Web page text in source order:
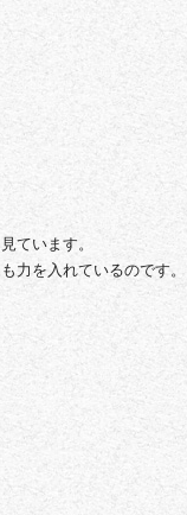
ています。
力を入れているのです。